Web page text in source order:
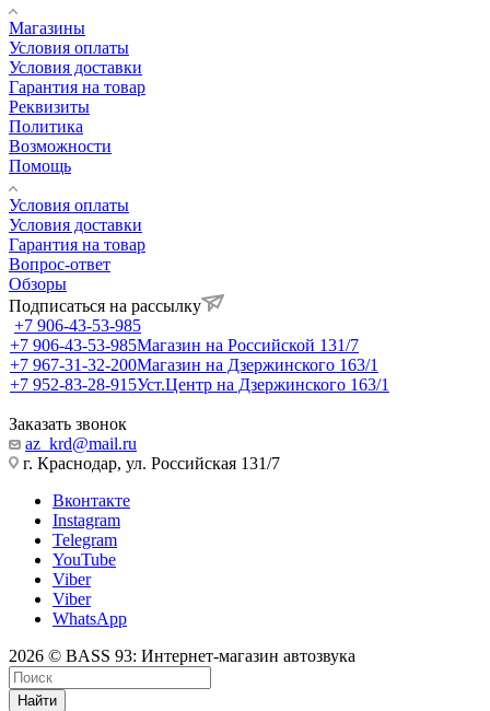
Магазины
Условия оплаты
Условия доставки
Гарантия на товар
Реквизиты
Политика
Возможности
Помощь
Условия оплаты
Условия доставки
Гарантия на товар
Вопрос-ответ
Обзоры
Подписаться на рассылку
+7 906-43-53-985
+7 906-43-53-985Магазин на Российской 131/7
+7 967-31-32-200Магазин на Дзержинского 163/1
+7 952-83-28-915Уст.Центр на Дзержинского 163/1
Заказать звонок
az_krd@mail.ru
г. Краснодар, ул. Российская 131/7
Вконтакте
Instagram
Telegram
YouTube
Viber
Viber
WhatsApp
2026 © BASS 93: Интернет-магазин автозвука
Найти